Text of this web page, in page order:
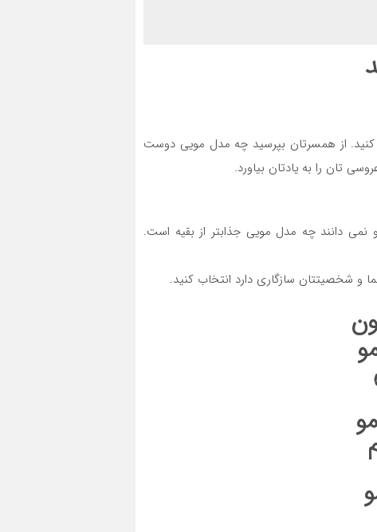
کنید. از همسرتان بپرسید چه مدل مویی دوست
تان را به یادتان بیاورد.
دانند چه مدل مویی جذابتر از بقیه است.
و شخصیتتان سازگاری دارد انتخاب کنید.